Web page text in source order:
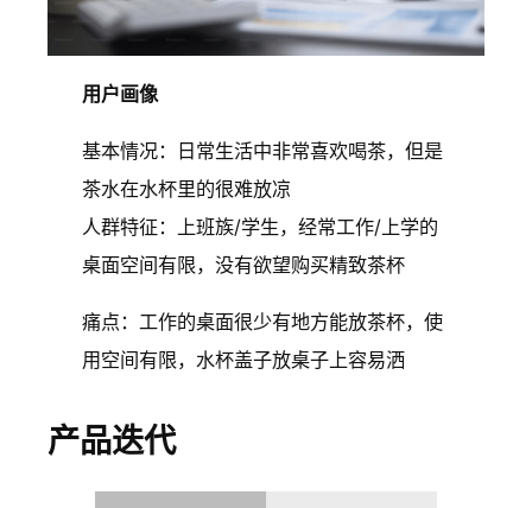
用户画像
基本情况：日常生活中非常喜欢喝茶，但是
茶水在水杯里的很难放凉
人群特征：上班族/学生，经常工作/上学的
桌面空间有限，没有欲望购买精致茶杯
痛点：工作的桌面很少有地方能放茶杯，使
用空间有限，水杯盖子放桌子上容易洒
产品迭代